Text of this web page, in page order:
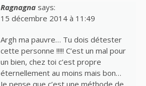
Ragnagna says:
15 décembre 2014 à 11:49
Argh ma pauvre… Tu dois détester
cette personne !!!!! C’est un mal pour
un bien, chez toi c’est propre
éternellement au moins mais bon…